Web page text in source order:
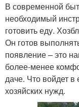
В современной
необходимый
готовить еду.
Он готов
появление – это
более-менее
даче. Что войдет в
хозяйских нужд.